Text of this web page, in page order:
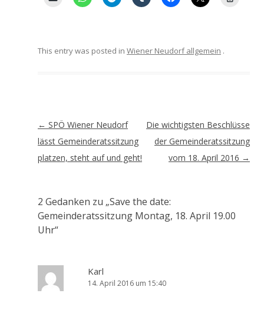
This entry was posted in Wiener Neudorf allgemein .
Artikel-
Navigation
← SPÖ Wiener Neudorf
lässt Gemeinderatssitzung
platzen, steht auf und geht!
Die wichtigsten Beschlüsse
der Gemeinderatssitzung
vom 18. April 2016 →
2 Gedanken zu „Save the date:
Gemeinderatssitzung Montag, 18. April 19.00
Uhr“
Karl
14. April 2016 um 15:40